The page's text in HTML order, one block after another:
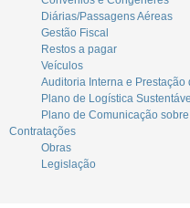
Diárias/Passagens Aéreas
Gestão Fiscal
Restos a pagar
Veículos
Auditoria Interna e Prestação
Plano de Logística
Plano de Comunicação
Contratações
Obras
Legislação